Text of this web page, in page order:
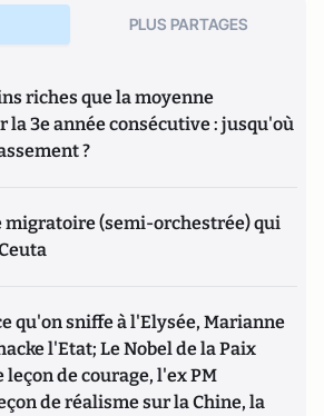
PLUS PARTAGES
riches que la moyenne
la 3e année consécutive : jusqu'où
?
migratoire (semi-orchestrée) qui
qu'on sniffe à l'Elysée, Marianne
l'Etat; Le Nobel de la Paix
leçon de courage, l'ex PM
de réalisme sur la Chine, la